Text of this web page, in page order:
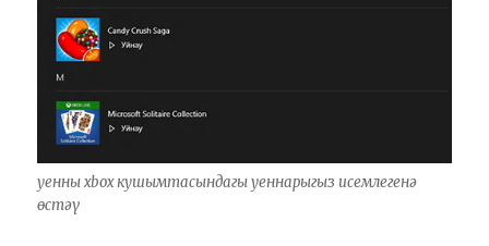
уенны xbox кушымтасындагы уеннарыгыз исемлегенә
өстәү